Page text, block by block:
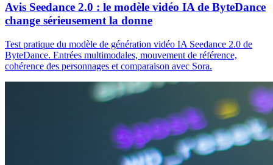
Avis Seedance 2.0 : le modèle vidéo IA de ByteDance
change sérieusement la donne
Test pratique du modèle de génération vidéo IA Seedance 2.0 de
ByteDance. Entrées multimodales, mouvement de référence,
cohérence des personnages et comparaison avec Sora.